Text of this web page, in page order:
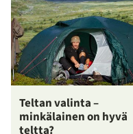
Teltan valinta –
minkälainen on hyvä
teltta?